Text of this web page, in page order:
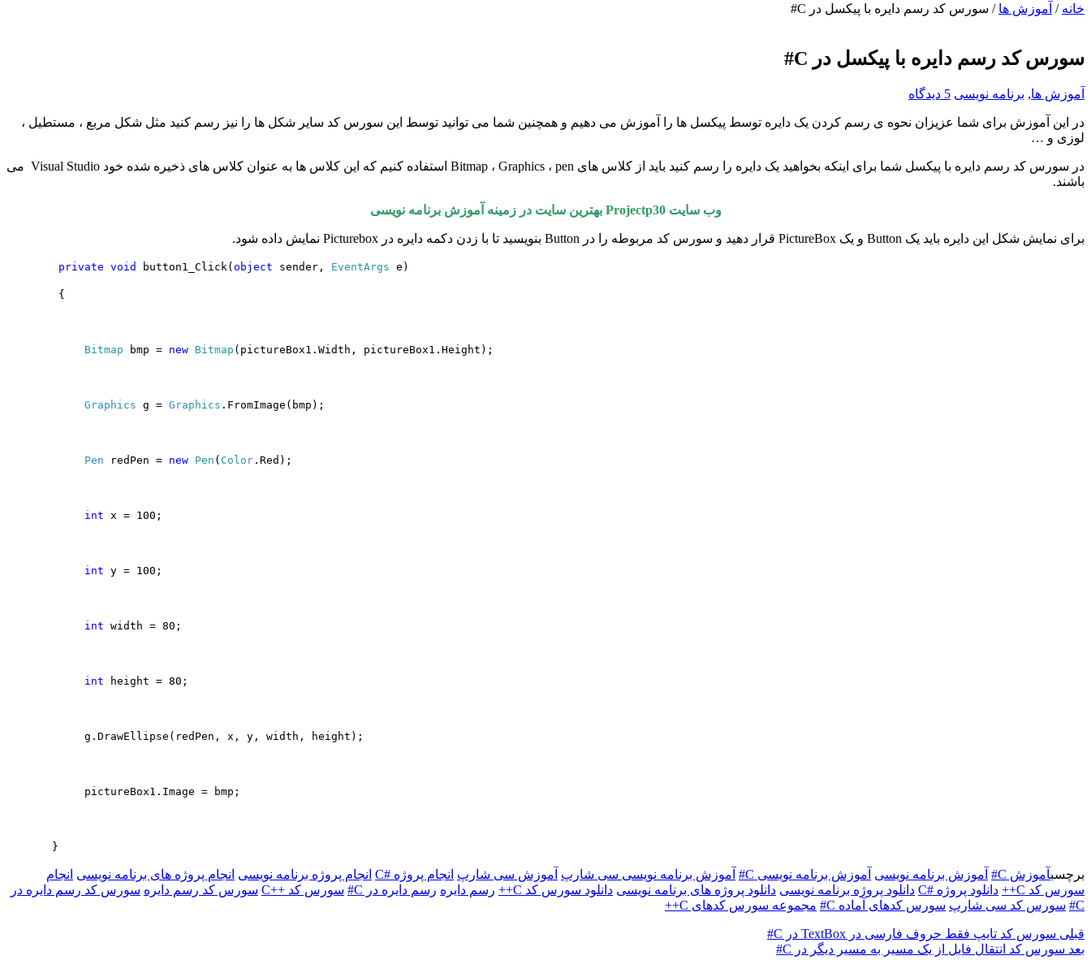
خانه / آموزش ها / سورس کد رسم دایره با پیکسل در C#
سورس کد رسم دایره با پیکسل در C#
آموزش ها, برنامه نویسی 5 دیدگاه
در این آموزش برای شما عزیزان نحوه ی رسم کردن یک دایره توسط پیکسل ها را آموزش می دهیم و همچنین شما می توانید توسط این سورس کد سایر شکل ها را نیز رسم کنید مثل شکل مربع ، مستطیل ،
لوزی و …
در سورس کد رسم دایره با پیکسل شما برای اینکه بخواهید یک دایره را رسم کنید باید از کلاس های Bitmap ، Graphics ، pen استفاده کنیم که این کلاس ها به عنوان کلاس های ذخیره شده خود Visual Studio می
باشند.
وب سایتProjectp30 بهترین سایت در زمینه آموزش برنامه نویسی
برای نمایش شکل این دایره باید یک Button و یک PictureBox قرار دهید و سورس کد مربوطه را در Button بنویسید تا با زدن دکمه دایره در Picturebox نمایش داده شود.
private void button1_Click(object sender, EventArgs e)
{
Bitmap bmp = new Bitmap (pictureBox1.Width, pictureBox1.Height);
Graphics g = Graphics .FromImage(bmp);
Pen redPen = new Pen ( Color .Red);
int x = 100;
int y = 100;
int width = 80;
int height = 80;
g.DrawEllipse(redPen, x, y, width, height);
pictureBox1.Image = bmp;
}
برچسبآموزش C# آموزش برنامه نویسی آموزش برنامه نویسی C# آموزش برنامه نویسی سی شارپ آموزش سی شارپ انجام پروژه #C انجام پروژه برنامه نویسی انجام پروژه های برنامه نویسی انجام
سورس کد C++
دانلود پروژه #C دانلود پروژه برنامه نویسی دانلود پروژه های برنامه نویسی دانلود سورس کد C++ رسم دایره رسم دایره در C# سورس کد ++C سورس کد رسم دایره سورس کد رسم دایره در
C#
سورس کد سی شارپ سورس کدهای آماده C# مجموعه سورس کدهای C++
قبلی سورس کد تایپ فقط حروف فارسی در TextBox در C#
بعد سورس کد انتقال فایل از یک مسیر به مسیر دیگر در C#